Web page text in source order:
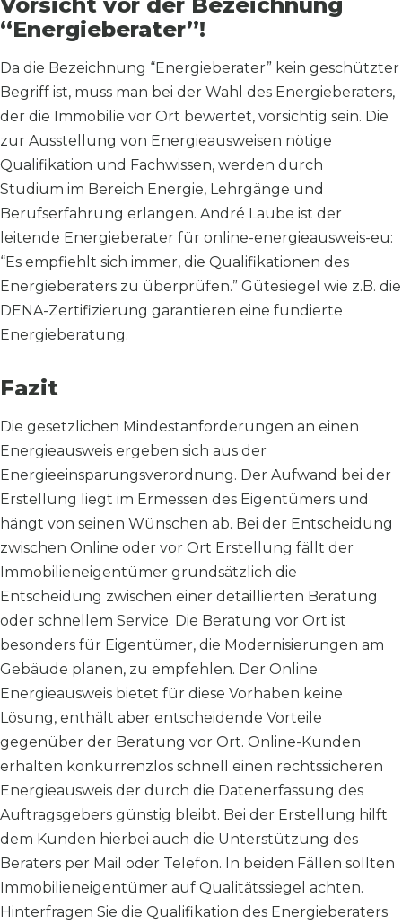
“Energieberater”!
Da die Bezeichnung “Energieberater” kein geschützter
Begriff ist, muss man bei der Wahl des Energieberaters,
der die Immobilie vor Ort bewertet, vorsichtig sein. Die
zur Ausstellung von Energieausweisen nötige
Qualifikation und Fachwissen, werden durch
Studium im Bereich Energie, Lehrgänge und
Berufserfahrung erlangen. André Laube ist der
leitende Energieberater für online-energieausweis-eu:
“Es empfiehlt sich immer, die Qualifikationen des
Energieberaters zu überprüfen.” Gütesiegel wie z.B. die
DENA-Zertifizierung garantieren eine fundierte
Energieberatung.
Fazit
Die gesetzlichen Mindestanforderungen an einen
Energieausweis ergeben sich aus der
Energieeinsparungsverordnung. Der Aufwand bei der
Erstellung liegt im Ermessen des Eigentümers und
hängt von seinen Wünschen ab. Bei der Entscheidung
zwischen Online oder vor Ort Erstellung fällt der
Immobilieneigentümer grundsätzlich die
Entscheidung zwischen einer detaillierten Beratung
oder schnellem Service. Die Beratung vor Ort ist
besonders für Eigentümer, die Modernisierungen am
Gebäude planen, zu empfehlen. Der Online
Energieausweis bietet für diese Vorhaben keine
Lösung, enthält aber entscheidende Vorteile
gegenüber der Beratung vor Ort. Online-Kunden
erhalten konkurrenzlos schnell einen rechtssicheren
Energieausweis der durch die Datenerfassung des
Auftragsgebers günstig bleibt. Bei der Erstellung hilft
dem Kunden hierbei auch die Unterstützung des
Beraters per Mail oder Telefon. In beiden Fällen sollten
Immobilieneigentümer auf Qualitätssiegel achten.
Hinterfragen Sie die Qualifikation des Energieberaters